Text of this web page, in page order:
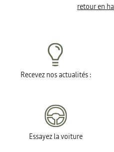
retour en
Recevez nos actualités :
Essayez la voiture